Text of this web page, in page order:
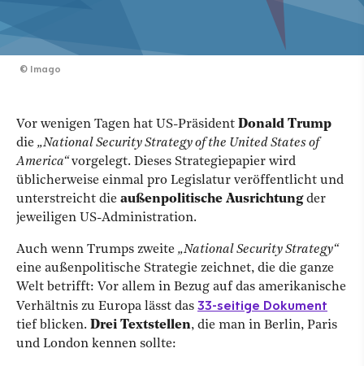
© Imago
Vor wenigen Tagen hat US-Präsident Donald Trump
die „National Security Strategy of the United States of
America“vorgelegt. Dieses Strategiepapier wird
üblicherweise einmal pro Legislatur veröffentlicht und
unterstreicht die außenpolitische Ausrichtungder
jeweiligen US-Administration.
Auch wenn Trumps zweite „National Security Strategy“
eine außenpolitische Strategie zeichnet, die die ganze
Welt betrifft: Vor allem in Bezug auf das amerikanische
Verhältnis zu Europa lässt das 33-seitige Dokument
tief blicken. Drei Textstellen, die man in Berlin, Paris
und London kennen sollte: